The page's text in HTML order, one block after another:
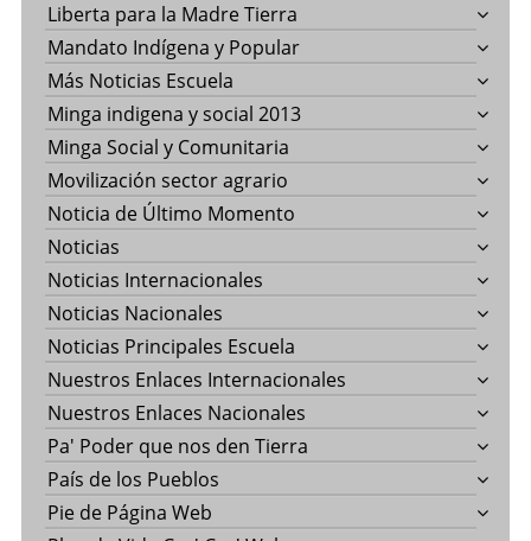
Liberta para la Madre Tierra
Mandato Indígena y Popular
Más Noticias Escuela
Minga indigena y social 2013
Minga Social y Comunitaria
Movilización sector agrario
Noticia de Último Momento
Noticias
Noticias Internacionales
Noticias Nacionales
Noticias Principales Escuela
Nuestros Enlaces Internacionales
Nuestros Enlaces Nacionales
Pa' Poder que nos den Tierra
País de los Pueblos
Pie de Página Web